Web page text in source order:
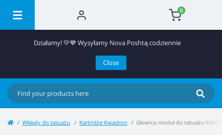
0
Działamy! 💛💙 Wysyłamy Nova Poshtą codziennie
Close
Wkłady do tatuażu Kartridże Kwadron Głowica-moduł do tatuażu